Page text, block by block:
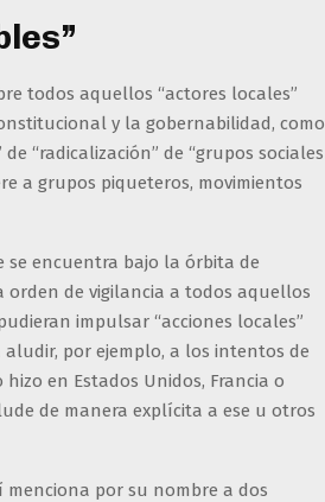
todos aquellos “actores locales”
y la gobernabilidad, como
“radicalización” de “grupos sociales
a grupos piqueteros, movimientos
se encuentra bajo la órbita de
orden de vigilancia a todos aquellos
impulsar “acciones locales”
por ejemplo, a los intentos de
en Estados Unidos, Francia o
de manera explícita a ese u otros
por su nombre a dos